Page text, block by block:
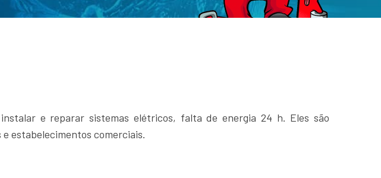
e reparar sistemas elétricos, falta de energia 24 h. Eles são
estabelecimentos comerciais.